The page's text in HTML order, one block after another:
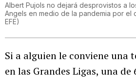
Albert Pujols no dejará desprovistos a
Angels en medio de la pandemia por el
EFE)
Si a alguien le conviene una
en las Grandes Ligas, una